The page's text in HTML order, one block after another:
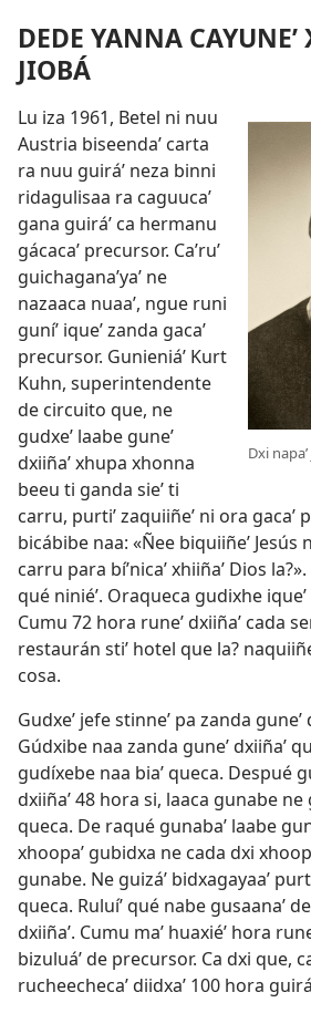
DEDE YANNA
JIOBÁ
Dxi
Lu iza 1961, Betel ni nuu
Austria biseendaʼ carta
ra nuu guiráʼ neza binni
ridagulisaa ra caguucaʼ
gana guiráʼ ca hermanu
gácacaʼ precursor. Caʼruʼ
guichaganaʼyaʼ ne
nazaaca nuaaʼ, ngue runi
guníʼ iqueʼ zanda gacaʼ
precursor. Gunieniáʼ Kurt
Kuhn, superintendente
de circuito que, ne
gudxeʼ laabe guneʼ
dxiiñaʼ xhupa xhonna
beeu ti ganda sieʼ ti
carru, purtiʼ zaquiiñeʼ ni ora gacaʼ
bicábibe naa: «Ñee biquiiñeʼ Jesús
carru para bíʼnicaʼ xhiiñaʼ Dios
qué niniéʼ. Oraqueca gudixhe
Cumu 72 hora runeʼ dxiiñaʼ cada
restaurán stiʼ hotel que la?
cosa.
Gudxeʼ jefe stinneʼ pa zanda guneʼ
Gúdxibe naa zanda guneʼ dxiiñaʼ
gudíxebe naa biaʼ queca. Despué
dxiiñaʼ 48 hora si, laaca gunabe ne
queca. De raqué gunabaʼ laabe
xhoopaʼ gubidxa ne cada dxi
gunabe. Ne guizáʼ bidxagayaaʼ
queca. Ruluíʼ qué nabe gusaanaʼ
dxiiñaʼ. Cumu maʼ huaxiéʼ hora
bizuluáʼ de precursor. Ca dxi que,
rucheechecaʼ diidxaʼ 100 hora